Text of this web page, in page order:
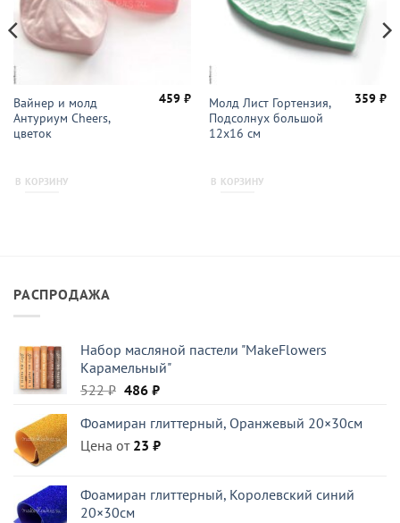
Вайнер и молд
Антуриум Cheers,
цветок
459₽
В КОРЗИНУ
Молд Лист Гортензия,
Подсолнух большой
12х16 см
359₽
В КОРЗИНУ
РАСПРОДАЖА
Набор масляной пастели "MakeFlowers
Карамельный"
522₽ Первоначальная
составляла
522 ₽.
486 ₽Текущая
486 ₽.
Фоамиран глиттерный, Оранжевый 20×30см
Цена от 23 ₽
Фоамиран глиттерный, Королевский синий
20×30см